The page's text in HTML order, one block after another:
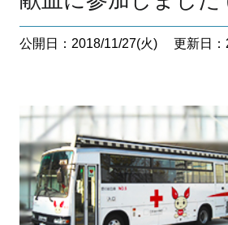
公開日：2018/11/27(火) 更新日